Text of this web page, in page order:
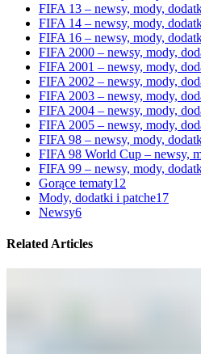
FIFA 13 – newsy, mody,
FIFA 14 – newsy, mody,
FIFA 16 – newsy, mody,
FIFA 2000 – newsy, mody,
FIFA 2001 – newsy, mody,
FIFA 2002 – newsy, mody,
FIFA 2003 – newsy, mody,
FIFA 2004 – newsy, mody,
FIFA 2005 – newsy, mody,
FIFA 98 – newsy, mody,
FIFA 98 World Cup – newsy,
FIFA 99 – newsy, mody,
Gorące tematy12
Mody, dodatki i patche17
Newsy6
Related Articles